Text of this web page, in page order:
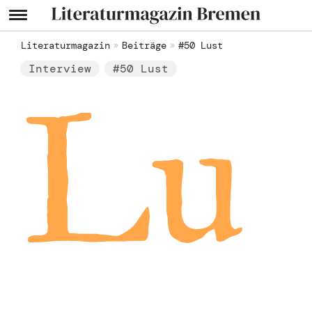
Literaturmagazin Beiträge #50 Lust
Interview #50 Lust
Lu